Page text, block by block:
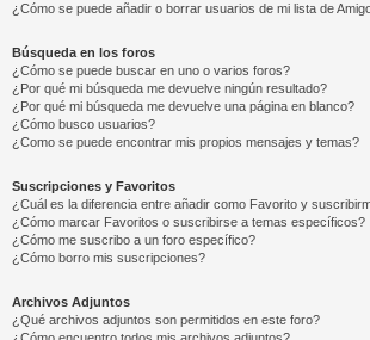
¿Cómo se puede añadir o borrar usuarios de mi lista de
Búsqueda en los foros
¿Cómo se puede buscar en uno o varios foros?
¿Por qué mi búsqueda me devuelve ningún resultado?
¿Por qué mi búsqueda me devuelve una página en blanco?
¿Cómo busco usuarios?
¿Como se puede encontrar mis propios mensajes y temas?
Suscripciones y Favoritos
¿Cuál es la diferencia entre añadir como Favorito y
¿Cómo marcar Favoritos o suscribirse a temas específicos?
¿Cómo me suscribo a un foro específico?
¿Cómo borro mis suscripciones?
Archivos Adjuntos
¿Qué archivos adjuntos son permitidos en este foro?